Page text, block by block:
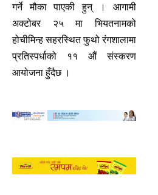
गर्ने मौका पाएकी हुन् । आगामी
अक्टोबर २५ मा भियतनामको
होचीमिन्ह सहरस्थित फुथो रंगशालामा
प्रतिस्पर्धाको ११ औं संस्करण
आयोजना हुँदैछ ।